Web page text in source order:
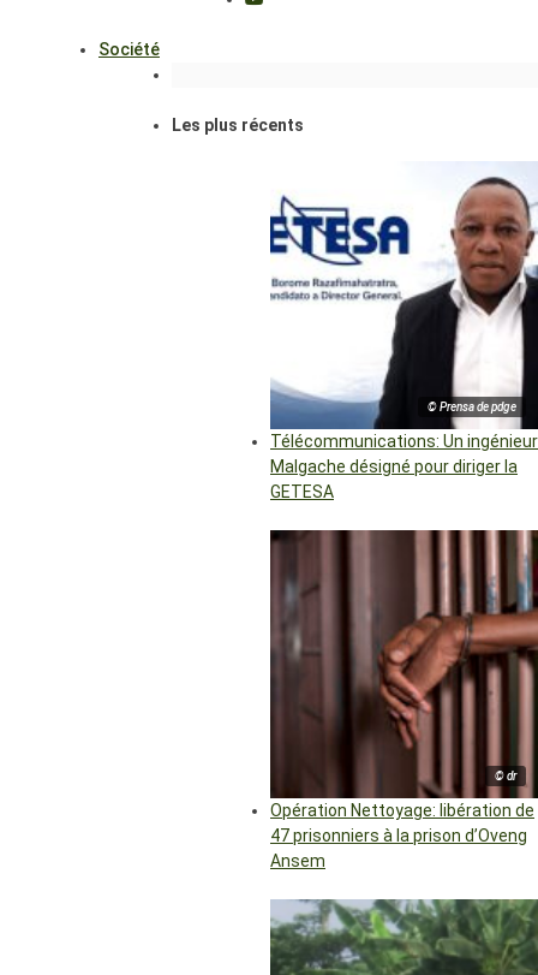
Société
Les plus récents
© Prensa de pdge
Télécommunications: Un ingénieur
Malgache désigné pour diriger la
GETESA
© dr
Opération Nettoyage: libération de
47 prisonniers à la prison d’Oveng
Ansem